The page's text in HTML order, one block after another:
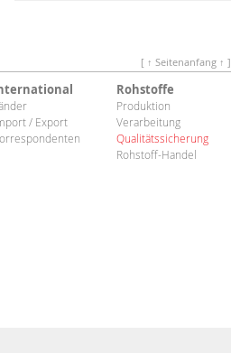
[ ↑ Seitenanfang ↑ ]
/ Export
Rohstoffe
Produktion
Verarbeitung
Qualitätssicherung
Rohstoff-Handel